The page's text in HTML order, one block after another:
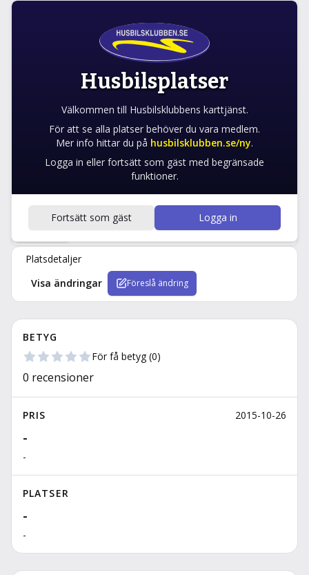
Husbilsplatser
Välkommen till Husbilsklubbens karttjänst.
För att se alla platser behöver du vara medlem.
Mer info hittar du på husbilsklubben.se/ny.
Logga in eller fortsätt som gäst med begränsade
funktioner.
Fortsätt som gäst Logga in
TÖMNINGSPLATS
Area di Servizio Magra Ovest
Vezzano Ligure, Italy
Galleri Favorit Navigera
Platsdetaljer
Visa ändringar
Föreslå ändring
BETYG
För få betyg (0)
0 recensioner
PRIS 2015-10-26
-
-
PLATSER
-
-